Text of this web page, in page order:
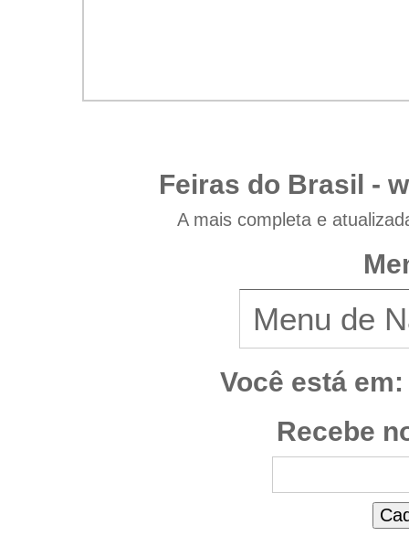
Feiras do Brasil -
A mais completa e
Você está em:
Recebe